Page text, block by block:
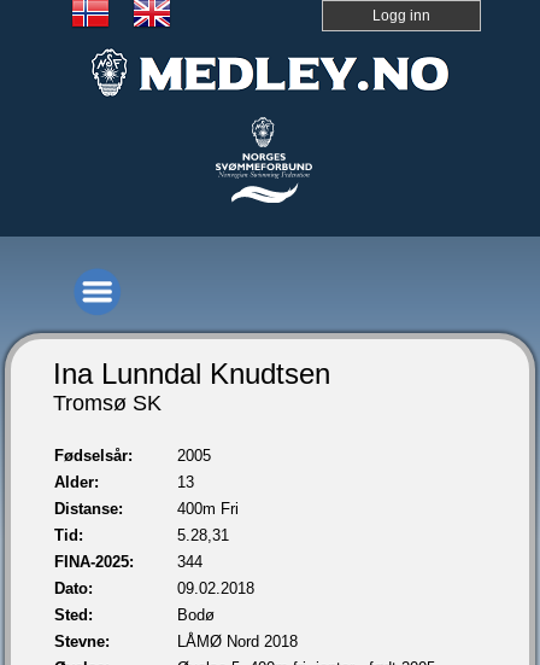
Logg inn
Ina Lunndal Knudtsen
Tromsø SK
Fødselsår:
2005
Alder:
13
Distanse:
400m Fri
Tid:
5.28,31
FINA-2025:
344
Dato:
09.02.2018
Sted:
Bodø
Stevne:
LÅMØ Nord 2018